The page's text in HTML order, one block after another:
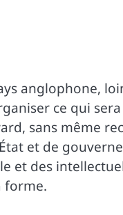
anglophone,
ce qui
sans même
et de
et des
forme.